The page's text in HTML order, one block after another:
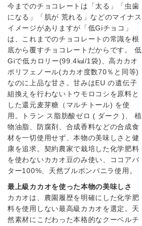
今までのチョコレートは「太る」「虫歯
になる」「肌が 荒れる」などのマイナス
イメージがありますが「低Giチョコ」
は、これまでのチョコレートの常識を根
底から覆すチョコレートだからです。 低
Giで低カロリー(99.4㎉/1袋)、高カカオ
ポリフェノール(カカオ度数70％と同等)
なのに上品な甘さ。甘みはEU の遺伝子
組換えを行わないトウモロコシを原料と
した還元麦芽糖（マルチトール) を使
用。トラン ス脂肪酸ゼロ ( ダーク )、 植
物油脂、防腐剤、合成香料などの合成食
材を一切使用せず、本物の美味しさと健
康を追求。契約農家で栽培した化学肥料
を使わないカカオ豆のみ使い、ココアバ
ター100%、天然ブルボンバニラ使用。
最上級カカオを使った本物の美味しさ
カカオは、農園履歴を明確にした化学肥
料を使用しない最高級カカオを選定。天
然素材にこだわった本格的なクーベルチ